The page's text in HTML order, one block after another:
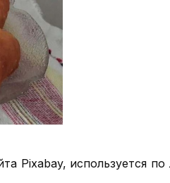
Pixabay, используется по